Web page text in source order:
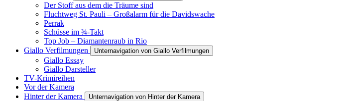
Der Stoff aus dem die Träume sind
Fluchtweg St. Pauli – Großalarm für die Davidswache
Perrak
Schüsse im ¾-Takt
Top Job – Diamantenraub in Rio
Giallo Verfilmungen
Unternavigation von Giallo Verfilmungen
Giallo Essay
Giallo Darsteller
TV-Krimireihen
Vor der Kamera
Hinter der Kamera
Unternavigation von Hinter der Kamera